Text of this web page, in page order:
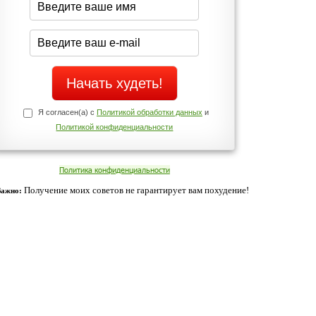
Да
Нет
Телефоны службы поддержки
+7 (909) 421-77-27
cookies. Оставаясь с нами, вы соглашаетесь с нашей
Согласен